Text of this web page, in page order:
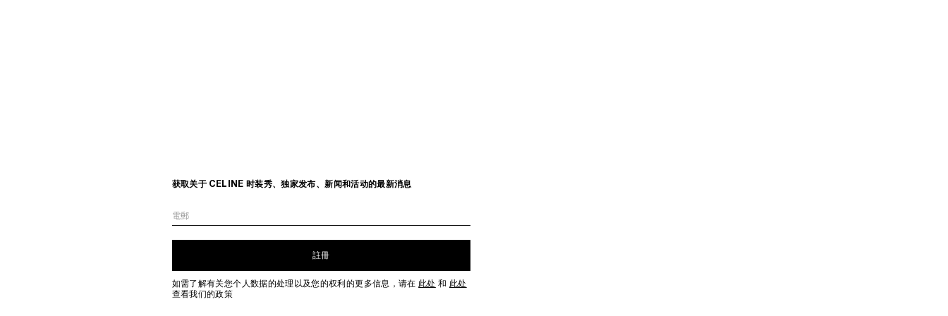
获取关于 CELINE 时装秀、独家发布、新闻和活动的最新消息
電郵
註冊
如需了解有关您个人数据的处理以及您的权利的更多信息，请在 此处 和 此处
查看我们的政策